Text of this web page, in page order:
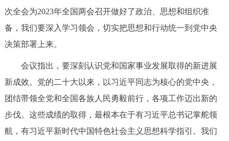
中介服务 阳光政务
12345网上接诉即办 我要咨询 我要建议
参与调查 在线访谈 图说互动
走进北京
次全会为2023年全国两会召开做好了政治、思想和组织准
备，我们要深入学习领会，切实把思想和行动统一到党中央
决策部署上来。
会议指出，要深刻认识党和国家事业发展取得的新进展
新成效。党的二十大以来，以习近平同志为核心的党中央，
团结带领全党和全国各族人民勇毅前行，各项工作迈出新的
步伐。这些成绩的取得，最根本在于有习近平总书记掌舵领
航，有习近平新时代中国特色社会主义思想科学指引。我们